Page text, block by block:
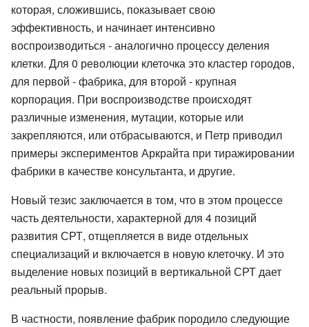
которая, сложившись, показывает свою
эффективность, и начинает интенсивно
воспроизводиться - аналогично процессу деления
клетки. Для 0 революции клеточка это кластер городов,
для первой - фабрика, для второй - крупная
корпорация. При воспроизводстве происходят
различные изменения, мутации, которые или
закрепляются, или отбрасываются, и Петр приводил
примеры экспериментов Аркрайта при тиражировании
фабрики в качестве консультанта, и другие.
Новый тезис заключается в том, что в этом процессе
часть деятельности, характерной для 4 позиций
развития СРТ, отщепляется в виде отдельных
специализаций и включается в новую клеточку. И это
выделение новых позиций в вертикальной СРТ дает
реальный прорыв.
В частности, появление фабрик породило следующие